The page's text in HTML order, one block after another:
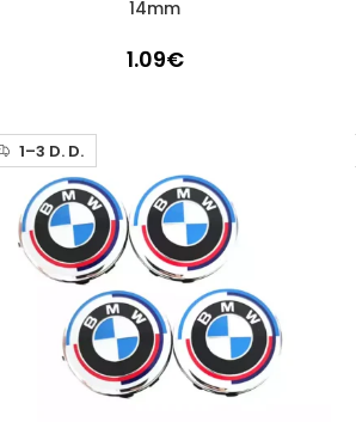
14mm
1.09€
1–3 D. D.